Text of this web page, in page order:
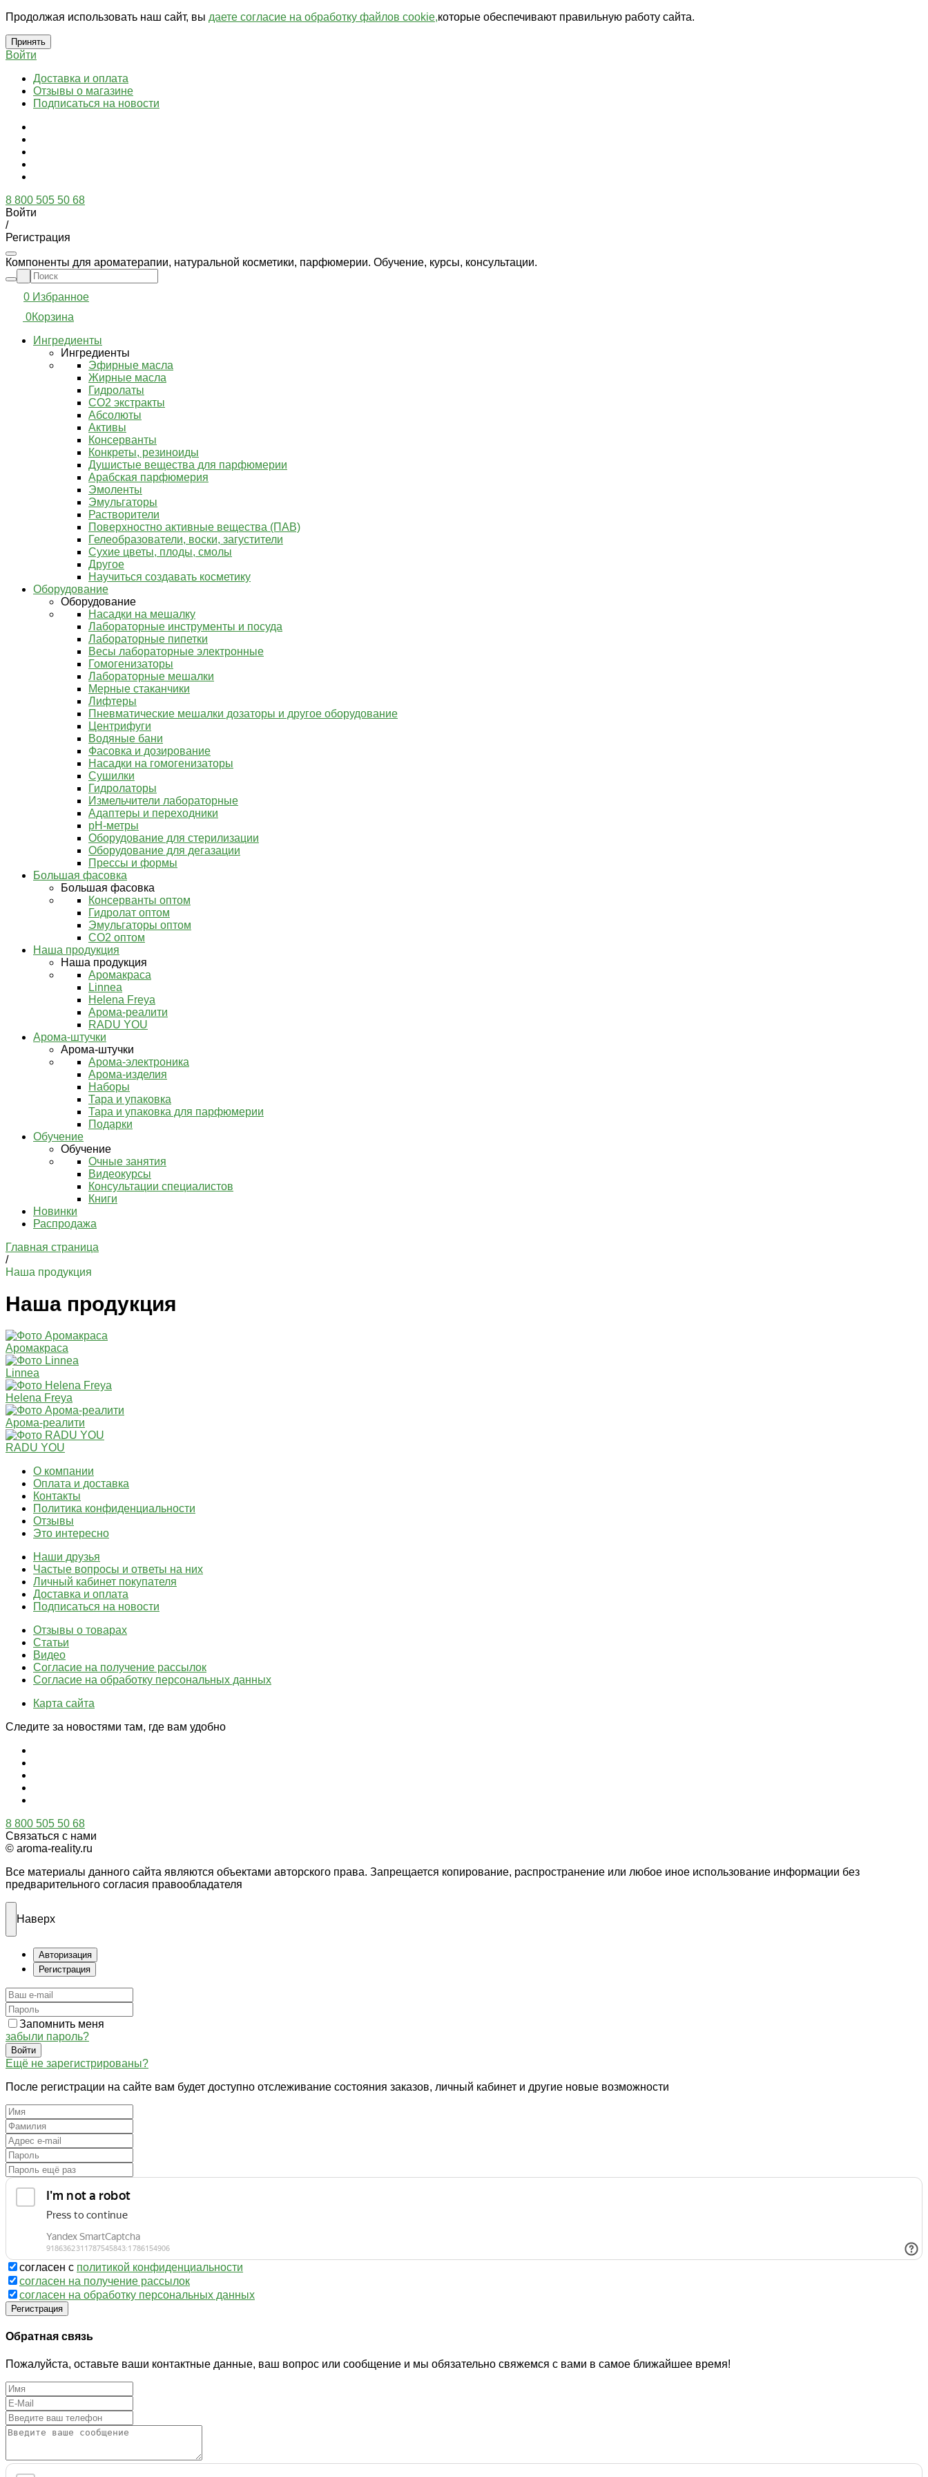
Продолжая использовать наш сайт, вы даете согласие на обработку файлов cookie,которые обеспечивают правильную работу сайта.
Принять
Войти
Доставка и оплата
Отзывы о магазине
Подписаться на новости
8 800 505 50 68
Войти
/
Регистрация
Компоненты для ароматерапии, натуральной косметики, парфюмерии. Обучение, курсы, консультации.
0 Избранное
0Корзина
Ингредиенты
Ингредиенты
Эфирные масла
Жирные масла
Гидролаты
СО2 экстракты
Абсолюты
Активы
Консерванты
Конкреты, резиноиды
Душистые вещества для парфюмерии
Арабская парфюмерия
Эмоленты
Эмульгаторы
Растворители
Поверхностно активные вещества (ПАВ)
Гелеобразователи, воски, загустители
Сухие цветы, плоды, смолы
Другое
Научиться создавать косметику
Оборудование
Оборудование
Насадки на мешалку
Лабораторные инструменты и посуда
Лабораторные пипетки
Весы лабораторные электронные
Гомогенизаторы
Лабораторные мешалки
Мерные стаканчики
Лифтеры
Пневматические мешалки дозаторы и другое оборудование
Центрифуги
Водяные бани
Фасовка и дозирование
Насадки на гомогенизаторы
Сушилки
Гидролаторы
Измельчители лабораторные
Адаптеры и переходники
pH-метры
Оборудование для стерилизации
Оборудование для дегазации
Прессы и формы
Большая фасовка
Большая фасовка
Консерванты оптом
Гидролат оптом
Эмульгаторы оптом
СО2 оптом
Наша продукция
Наша продукция
Аромакраса
Linnea
Helena Freya
Арома-реалити
RADU YOU
Арома-штучки
Арома-штучки
Арома-электроника
Арома-изделия
Наборы
Тара и упаковка
Тара и упаковка для парфюмерии
Подарки
Обучение
Обучение
Очные занятия
Видеокурсы
Консультации специалистов
Книги
Новинки
Распродажа
Главная страница
/
Наша продукция
Наша продукция
Аромакраса
Linnea
Helena Freya
Арома-реалити
RADU YOU
О компании
Оплата и доставка
Контакты
Политика конфиденциальности
Отзывы
Это интересно
Наши друзья
Частые вопросы и ответы на них
Личный кабинет покупателя
Доставка и оплата
Подписаться на новости
Отзывы о товарах
Статьи
Видео
Согласие на получение рассылок
Согласие на обработку персональных данных
Карта сайта
Следите за новостями там, где вам удобно
8 800 505 50 68
Связаться с нами
© aroma-reality.ru
Все материалы данного сайта являются объектами авторского права. Запрещается копирование, распространение или любое иное использование информации без
предварительного согласия правообладателя
Наверх
Авторизация
Регистрация
Запомнить меня
забыли пароль?
Войти
Ещё не зарегистрированы?
После регистрации на сайте вам будет доступно отслеживание состояния заказов, личный кабинет и другие новые возможности
согласен с политикой конфиденциальности
согласен на получение рассылок
согласен на обработку персональных данных
Регистрация
Обратная связь
Пожалуйста, оставьте ваши контактные данные, ваш вопрос или сообщение и мы обязательно свяжемся с вами в самое ближайшее время!